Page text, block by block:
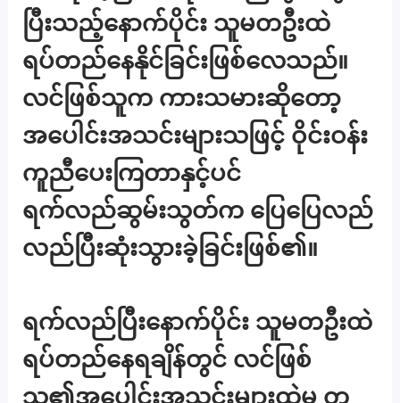
ပြီးသည့်နောက်ပိုင်း သူမတဦးထဲ
ရပ်တည်နေနိုင်ခြင်းဖြစ်လေသည်။
လင်ဖြစ်သူက ကားသမားဆိုတော့
အပေါင်းအသင်းများသဖြင့် ဝိုင်းဝန်း
ကူညီပေးကြတာနှင့်ပင်
ရက်လည်ဆွမ်းသွတ်က ပြေပြေလည်
လည်ပြီးဆုံးသွားခဲ့ခြင်းဖြစ်၏။
ရက်လည်ပြီးနောက်ပိုင်း သူမတဦးထဲ
ရပ်တည်နေရချိန်တွင် လင်ဖြစ်
သူ၏အပေါင်းအသင်းများထဲမှ တ